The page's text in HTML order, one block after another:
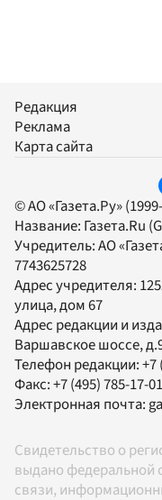
Редакция
Реклама
Карта сайта
© АО «Газета.Ру»
Название: Газета.Ru
Учредитель:АО
7743625728
Адрес учредителя:
улица, дом 67
Адрес редакции и
Варшавское шоссе,
Телефон редакции:+7
Факс:+7 (495) 785-17-01
Электронная почта:
Свидетельство о
выдано федеральной
связи,